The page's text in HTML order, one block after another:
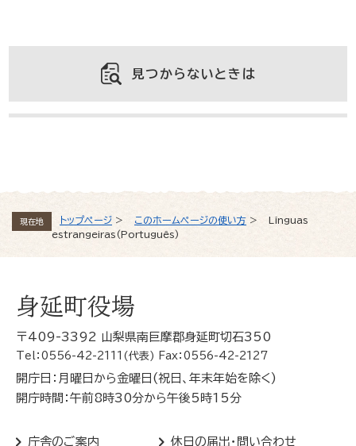
現在地 トップページ > このホームページの使い方 >
Línguas
estrangeiras(Português)
見つからないときは
身延町役場
〒409-3392 山梨県南巨摩郡身延町切石350
Tel：0556-42-2111(代表) Fax：0556-42-2127
開庁日：月曜日から金曜日(祝日、年末年始を除く)
開庁時間：午前8時30分から午後5時15分
庁舎のご案内 休日の届出・問い合わせ